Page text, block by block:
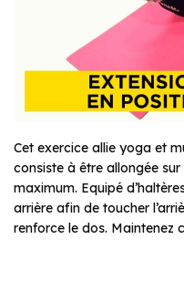
Cet exercice allie yoga et
consiste à être allongée
maximum. Equipé
arrière afin de toucher
renforce le dos. Maintenez